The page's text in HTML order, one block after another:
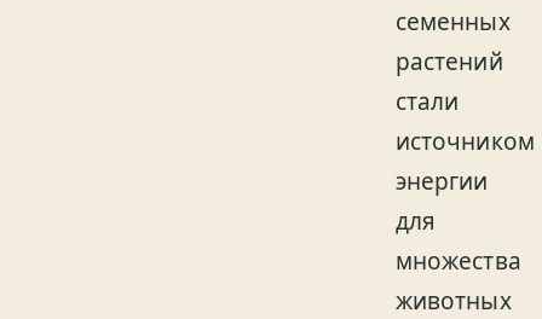
семенных
растений
стали
источником
энергии
для
множества
животных